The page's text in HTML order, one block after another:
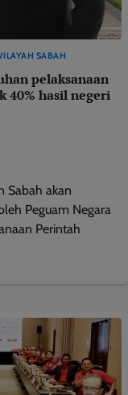
SABAH
pelaksanaan
40% hasil negeri
Sabah akan
Peguam Negara
Perintah